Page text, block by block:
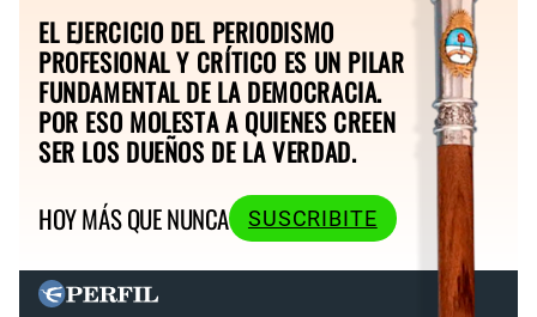
EL EJERCICIO DEL PERIODISMO
PROFESIONAL Y CRÍTICO ES UN PILAR
FUNDAMENTAL DE LA DEMOCRACIA.
POR ESO MOLESTA A QUIENES CREEN
SER LOS DUEÑOS DE LA VERDAD.
HOY MÁS QUE NUNCA
SUSCRIBITE